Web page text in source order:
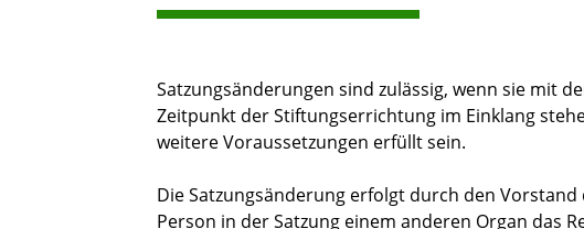
Satzungsänderungen sind zulässig, wenn sie mit
Zeitpunkt der Stiftungserrichtung im Einklang
weitere Voraussetzungen erfüllt sein.
Die Satzungsänderung erfolgt durch den
Person in der Satzung einem anderen Organ das